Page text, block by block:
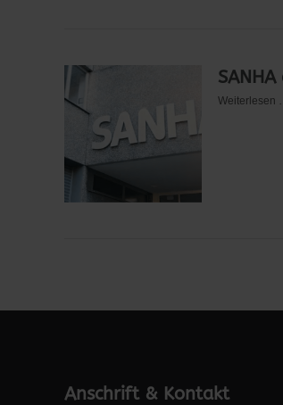
Weiterlesen …
Anschrift & Kontakt